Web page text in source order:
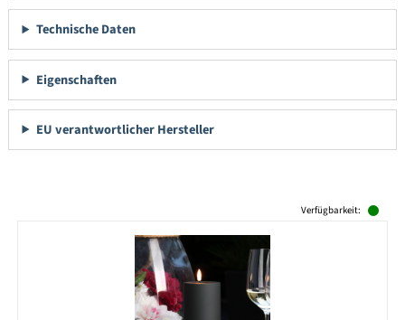
Technische Daten
Eigenschaften
EU verantwortlicher Hersteller
Verfügbarkeit: